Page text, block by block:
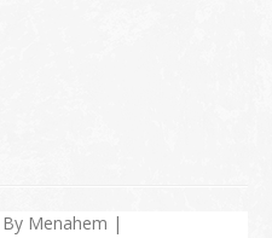
Menahem |